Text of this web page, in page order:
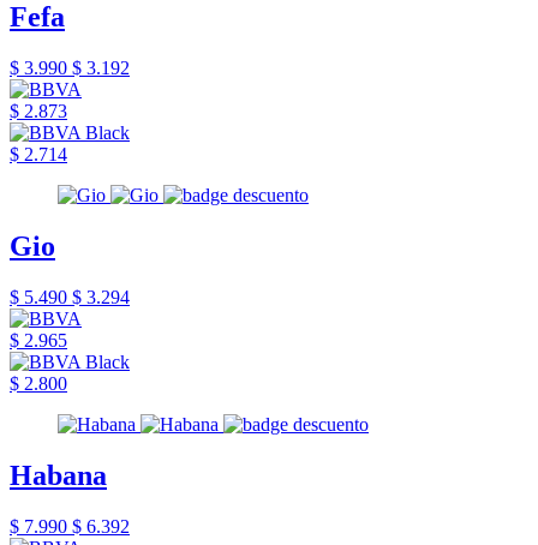
Fefa
$ 3.990 $ 3.192
$ 2.873
$ 2.714
Gio
$ 5.490 $ 3.294
$ 2.965
$ 2.800
Habana
$ 7.990 $ 6.392